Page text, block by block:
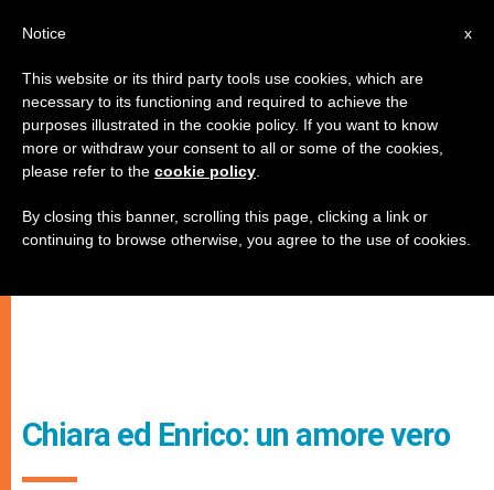
Chiara ed Enrico: un amore vero
x
Notice
This website or its third party tools use cookies, which are
necessary to its functioning and required to achieve the
purposes illustrated in the cookie policy. If you want to know
more or withdraw your consent to all or some of the cookies,
please refer to the cookie policy
By closing this banner, scrolling this page, clicking a link or
continuing to browse otherwise, you agree to the use of cookies.